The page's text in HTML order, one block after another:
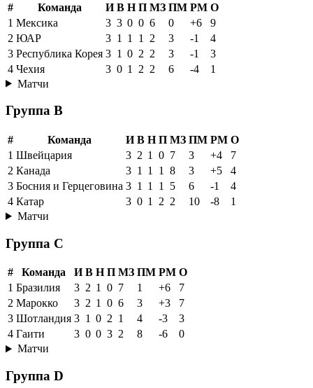
# Команда И В Н П МЗ ПМ РМ О
1 Мексика 3 3 0 0 6 0 +6
9
2 ЮАР 3 1 1 1 2 3 -1
4
3 Республика Корея 3 1 0 2 2 3 -1
3
4 Чехия 3 0 1 2 2 6 -4
1
Матчи
Группа B
# Команда И В Н П МЗ ПМ РМ О
1 Швейцария 3 2 1 0 7 3 +4
7
2 Канада 3 1 1 1 8 3 +5
4
3 Босния и Герцеговина 3 1 1 1 5 6 -1
4
4 Катар 3 0 1 2 2 10 -8
1
Матчи
Группа C
# Команда И В Н П МЗ ПМ РМ О
1 Бразилия 3 2 1 0 7 1 +6
7
2 Марокко 3 2 1 0 6 3 +3
7
3 Шотландия 3 1 0 2 1 4 -3
3
4 Гаити 3 0 0 3 2 8 -6
0
Матчи
Группа D